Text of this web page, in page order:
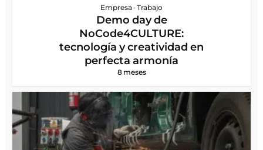
Empresa • Trabajo
Demo day de
NoCode4CULTURE:
tecnología y creatividad en
perfecta armonía
8 meses